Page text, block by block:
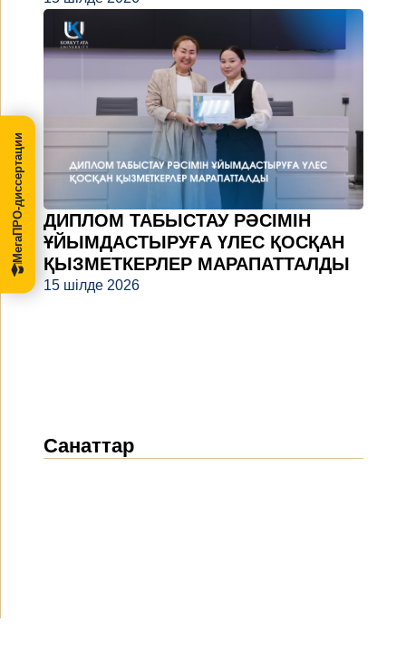
ДИПЛОМ ТАБЫСТАУ РӘСІМІН
ҰЙЫМДАСТЫРУҒА ҮЛЕС ҚОСҚАН
ҚЫЗМЕТКЕРЛЕР МАРАПАТТАЛДЫ
15 шілде 2026
Санаттар
МегаПРО-диссертации